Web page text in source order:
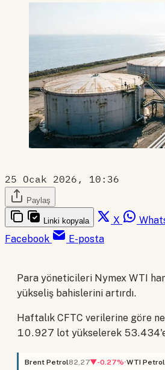
25 Ocak 2026, 10:36
Paylaş
Linki kopyala X
Facebook
E-posta
Para yöneticileri Nymex WTI
yükseliş bahislerini artırdı.
Haftalık CFTC verilerine göre
10.927 lot yükselerek 53.434'e
Brent Petrol82,27▼-0.27% WTI Petrol